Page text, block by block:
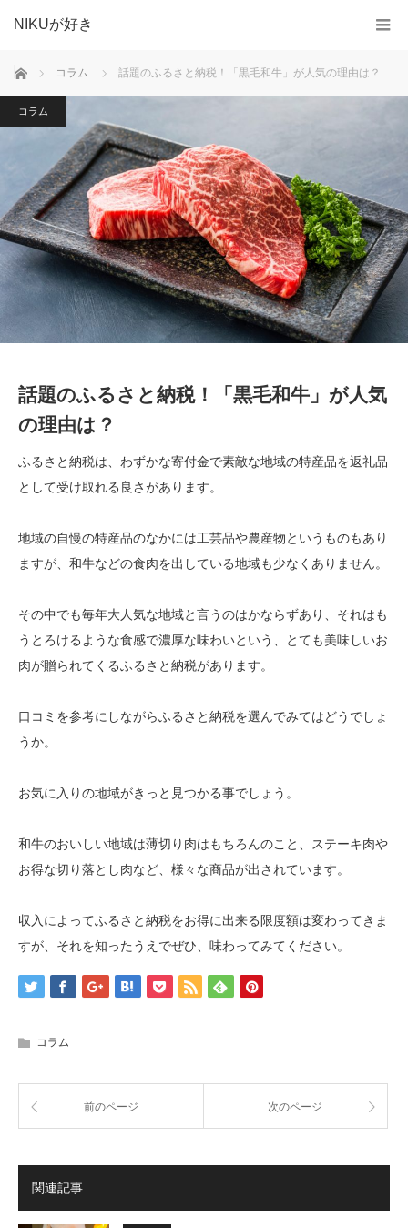
NIKUが好き
ホーム コラム 話題のふるさと納税！「黒毛和牛」が人気の理由は？
コラム
話題のふるさと納税！「黒毛和牛」が人気
の理由は？
ふるさと納税は、わずかな寄付金で素敵な地域の特産品を返礼品
として受け取れる良さがあります。
地域の自慢の特産品のなかには工芸品や農産物というものもあり
ますが、和牛などの食肉を出している地域も少なくありません。
その中でも毎年大人気な地域と言うのはかならずあり、それはも
うとろけるような食感で濃厚な味わいという、とても美味しいお
肉が贈られてくるふるさと納税があります。
口コミを参考にしながらふるさと納税を選んでみてはどうでしょ
うか。
お気に入りの地域がきっと見つかる事でしょう。
和牛のおいしい地域は薄切り肉はもちろんのこと、ステーキ肉や
お得な切り落とし肉など、様々な商品が出されています。
収入によってふるさと納税をお得に出来る限度額は変わってきま
すが、それを知ったうえでぜひ、味わってみてください。
コラム
前のページ 次のページ
関連記事